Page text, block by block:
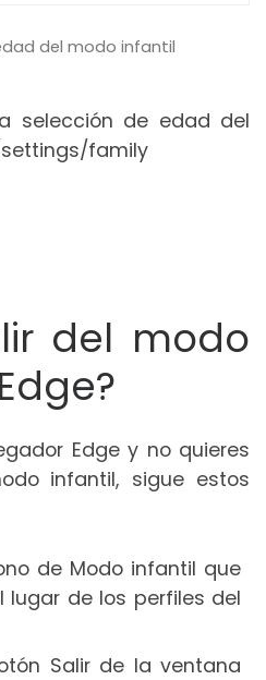
del modo infantil
selección de edad del
family
del modo
Edge y no quieres
infantil, sigue estos
de Modo infantil que
lugar de los perfiles del
Salir de la ventana